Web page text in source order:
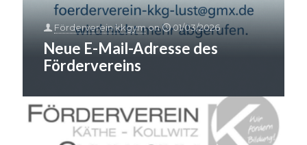
Förderverein kkgymon 01/03/2026
Neue E-Mail-Adresse des
Fördervereins